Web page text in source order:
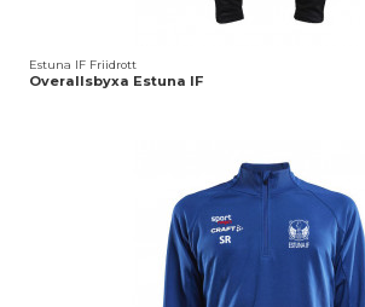
Estuna IF Friidrott
Overallsbyxa Estuna IF